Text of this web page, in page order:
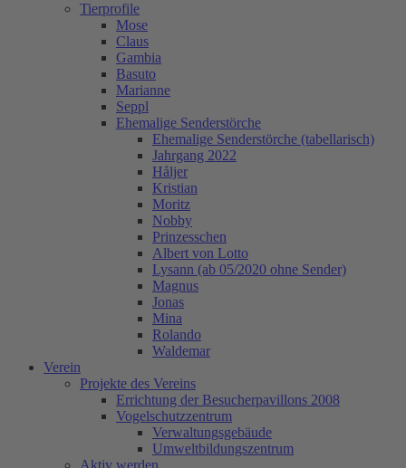
Tierprofile
Mose
Claus
Gambia
Basuto
Marianne
Seppl
Ehemalige Senderstörche
Ehemalige Senderstörche (tabellarisch)
Jahrgang 2022
Håljer
Kristian
Moritz
Nobby
Prinzesschen
Albert von Lotto
Lysann (ab 05/2020 ohne Sender)
Magnus
Jonas
Mina
Rolando
Waldemar
Verein
Projekte des Vereins
Errichtung der Besucherpavillons 2008
Vogelschutzzentrum
Verwaltungsgebäude
Umweltbildungszentrum
Aktiv werden